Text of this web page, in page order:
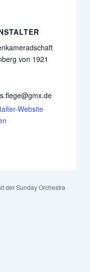
von 1921
Website
der Sunday Orchestra